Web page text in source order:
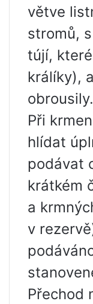
větve
stromů,
tújí,
králíky),
obrousily.
Při
hlídat
podávat
krátkém
a
v
Přechod